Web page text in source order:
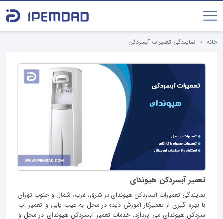
خانه نمایندگی تعمیرات آبسردکن
تعمیر آبسردکن هیوندای
نمایندگی تعمیرات آبسردکن هیوندای در شرق، غرب، شمال و جنوب تهران
با بهره گیری از تعمیرکار آموزش دیده در محل به عیب یابی و تعمیر آب
سردکن هیوندای می ‌پردازد. خدمات تعمیر آبسردکن هیوندای در محل و